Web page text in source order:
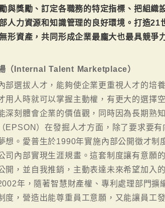
與獎勵、訂定各職務的特定指標、把組織
人力資源和知識管理的良好環境。打造
形資產，共同形成企業最龐大也最具競爭
（Internal Talent Marketplace）
部選拔人才，能夠使企業更重視人才的培
用人時就可以掌握主動權，有更大的選擇
深刻體會企業的價值觀，同時因為長期熟
EPSON）在發掘人才方面，除了要求要
想。愛普生於1990年實施內部公開徵才制
司內部實現生涯規畫。這套制度讓有意願
開，並自我推銷，主動表達未來希望加入
年，隨著智慧財產權、專利處理部門擴
度，營造出能尊重員工意願，又能讓員工